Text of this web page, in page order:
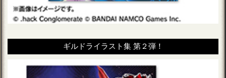
ギルドライラスト集 第２弾！